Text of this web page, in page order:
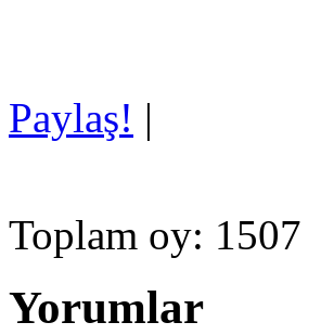
Paylaş! |
Toplam oy: 1507
Yorumlar